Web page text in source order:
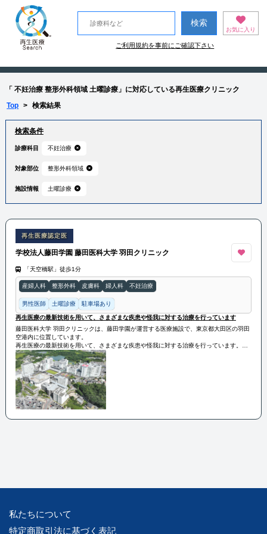
お気に入り
ご利用規約を事前にご確認下さい
「 不妊治療 整形外科領域 土曜診療」に対応している再生医療クリニック
Top > 検索結果
検索条件
診療科目 不妊治療
対象部位 整形外科領域
施設情報 土曜診療
再生医療認定医
学校法人藤田学園 藤田医科大学 羽田クリニック
「天空橋駅」徒歩1分
産婦人科 整形外科 皮膚科 婦人科 不妊治療
男性医師 土曜診療 駐車場あり
再生医療の最新技術を用いて、さまざまな疾患や怪我に対する治療を行っています
藤田医科大学 羽田クリニックは、藤田学園が運営する医療施設で、東京都大田区の羽田
空港内に位置しています。
再生医療の最新技術を用いて、さまざまな疾患や怪我に対する治療を行っています。具
体的には、幹細胞治療やPRP療法などを取り入れ、患者さまの自然治癒力を最大限に引
き出す治療を提供しています。
当院は、研究機関との連携を強化し、再生医療の分野での新しい治療法の開発や臨床応
用にも積極的に取り組んでいます。再生医療を通じて、患者さま一人ひとりの健康と幸
福を支援することを目指しています。
私たちについて
特定商取引法に基づく表記